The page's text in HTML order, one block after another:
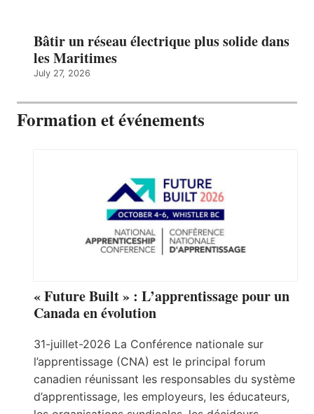
Bâtir un réseau électrique plus solide dans
les Maritimes
July 27, 2026
Formation et événements
« Future Built » : L’apprentissage pour un
Canada en évolution
31-juillet-2026 La Conférence nationale sur
l’apprentissage (CNA) est le principal forum
canadien réunissant les responsables du système
d’apprentissage, les employeurs, les éducateurs,